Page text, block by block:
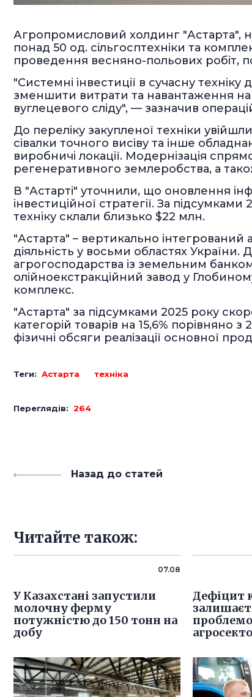
Агропромисловий холдинг "Астарта",
понад 50 од. сільгосптехніки та
проведення весняно-польових робіт,
"Системні інвестиції в сучасну
зменшити витрати та навантаження
вуглецевого сліду", — зазначив
До переліку закупленої техніки
сівалки точного висіву та інше
виробничі локації. Модернізація
регенеративного землеробства, а
В "Астарті" уточнили, що оновлення
інвестиційної стратегії. За
техніку склали близько $22 млн.
"Астарта" – вертикально
діяльність у восьми областях України.
агрогосподарства із земельним
олійноекстракційний завод у
комплекс.
"Астарта" за підсумками 2025 року
категорій товарів на 15,6%
фізичні обсяги реалізації основної
Теги: Астарта техніка
Переглядів: 264
Назад до статей
Читайте також:
07.08
У Казахстані запустили
молочну ферму
потужністю до 150 тонн на
добу
Дефіцит